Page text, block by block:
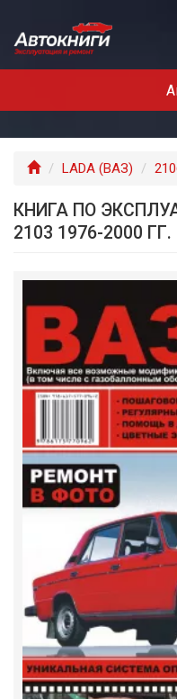
ГлавнаяLADA (ВАЗ)
КНИГА ПО
2103 1976-2000 ГГ.